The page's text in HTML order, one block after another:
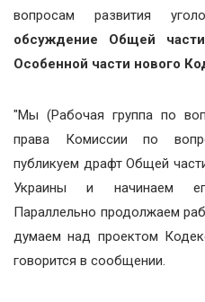
вопросам развития
обсуждение Общей
Особенной части нового
"Мы (Рабочая группа по
права Комиссии по
публикуем драфт Общей
Украины и начинаем
Параллельно продолжаем
думаем над проектом
говорится в сообщении.